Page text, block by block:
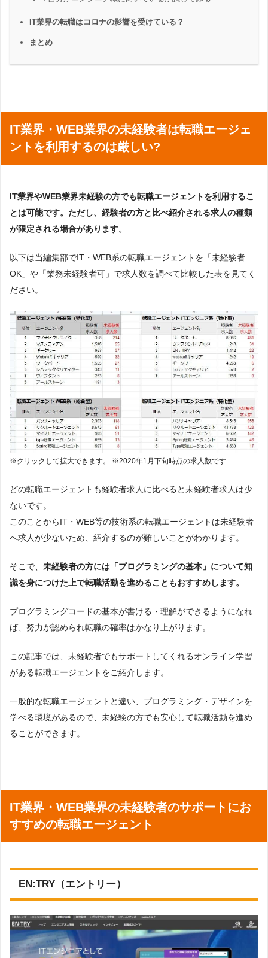
IT業界の転職はコロナの影響を受けている？
まとめ
IT業界・WEB業界の未経験者は転職エージェ
ントを利用するのは厳しい?
IT業界やWEB業界未経験の方でも転職エージェントを利用するこ
とは可能です。ただし、経験者の方と比べ紹介される求人の種類
が限定される場合があります。
以下は当編集部でIT・WEB系の転職エージェントを「未経験者
OK」や「業務未経験者可」で求人数を調べて比較した表を見てく
ださい。
※クリックして拡大できます。 ※2020年1月下旬時点の求人数です
どの転職エージェントも経験者求人に比べると未経験者求人は少
ないです。
このことからIT・WEB等の技術系の転職エージェントは未経験者
へ求人が少ないため、紹介するのが難しいことがわかります。
そこで、 未経験者の方には「プログラミングの基本」について知
識を身につけた上で転職活動を進めることもおすすめします。
プログラミングコードの基本が書ける・理解ができるようになれ
ば、努力が認められ転職の確率はかなり上がります。
この記事では、未経験者でもサポートしてくれるオンライン学習
がある転職エージェントをご紹介します。
一般的な転職エージェントと違い、プログラミング・デザインを
学べる環境があるので、未経験の方でも安心して転職活動を進め
ることができます。
IT業界・WEB業界の未経験者のサポートにお
すすめの転職エージェント
EN:TRY（エントリー）